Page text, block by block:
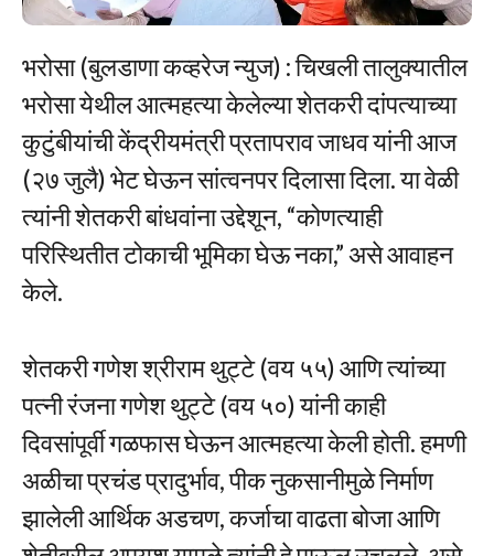
भरोसा (बुलडाणा कव्हरेज न्युज) : चिखली तालुक्यातील
भरोसा येथील आत्महत्या केलेल्या शेतकरी दांपत्याच्या
कुटुंबीयांची केंद्रीयमंत्री प्रतापराव जाधव यांनी आज
(२७ जुलै) भेट घेऊन सांत्वनपर दिलासा दिला. या वेळी
त्यांनी शेतकरी बांधवांना उद्देशून, “कोणत्याही
परिस्थितीत टोकाची भूमिका घेऊ नका,” असे आवाहन
केले.
शेतकरी गणेश श्रीराम थुट्टे (वय ५५) आणि त्यांच्या
पत्नी रंजना गणेश थुट्टे (वय ५०) यांनी काही
दिवसांपूर्वी गळफास घेऊन आत्महत्या केली होती. हमणी
अळीचा प्रचंड प्रादुर्भाव, पीक नुकसानीमुळे निर्माण
झालेली आर्थिक अडचण, कर्जाचा वाढता बोजा आणि